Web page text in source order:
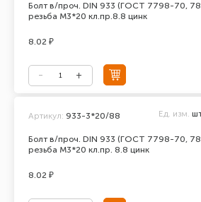
Болт в/проч. DIN 933 (ГОСТ 7798-70,
резьба М3*20 кл.пр.8.8 цинк
8.02 ₽
Болт в/проч. DIN 933 (ГОСТ 7798-70,
резьба М3*20 кл.пр. 8.8 цинк
Артикул: 933-3*20/88 Ед. изм.
8.02 ₽